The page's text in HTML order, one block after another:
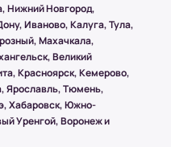
после получения
клиента
выдается печатный
Нижний Новгород,
Иваново, Калуга, Тула,
Махачкала,
Великий
Красноярск, Кемерово,
Ярославль, Тюмень,
Хабаровск, Южно-
Уренгой, Воронеж и